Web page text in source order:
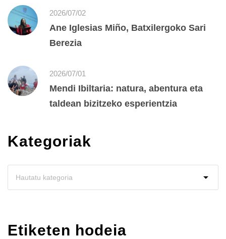
2026/07/02
Ane Iglesias Miño, Batxilergoko Sari
Berezia
2026/07/01
Mendi Ibiltaria: natura, abentura eta
taldean bizitzeko esperientzia
Kategoriak
Etiketen hodeia